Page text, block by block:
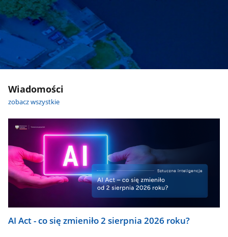
Wiadomości
zobacz wszystkie
AI Act - co się zmieniło 2 sierpnia 2026 roku?